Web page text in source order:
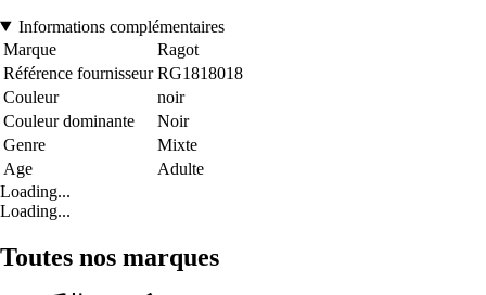
Informations complémentaires
Marque
Ragot
Référence fournisseur RG1818018
Couleur
noir
Couleur dominante
Noir
Genre
Mixte
Age
Adulte
Loading...
Loading...
Toutes nos marques